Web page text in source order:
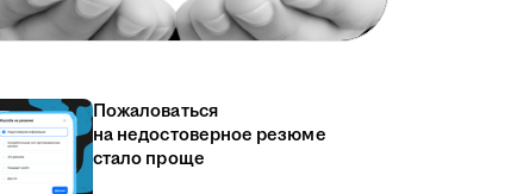
Пожаловаться
на недостоверное резюме
стало проще